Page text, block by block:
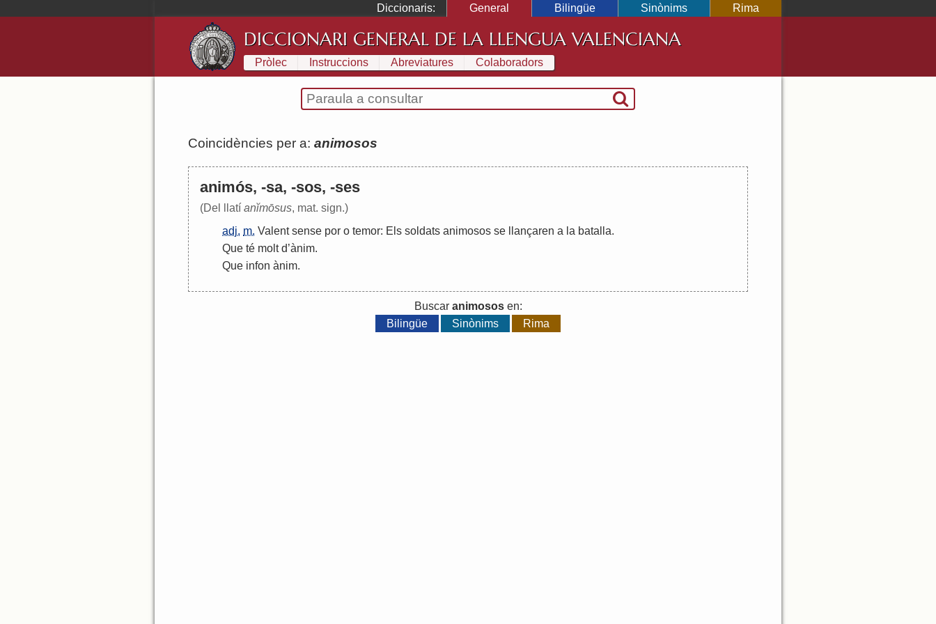
Diccionaris: General Bilingüe Sinònims Rima
DICCIONARI GENERAL DE LA LLENGUA VALENCIANA
Pròlec Instruccions Abreviatures Colaboradors
Coincidències per a: animosos
animós, -sa, -sos, -ses
(Del llatí anĭmōsus, mat. sign.)
adj. m. Valent sense por o temor: Els soldats animosos se llançaren a la batalla.
Que té molt d’ànim.
Que infon ànim.
Buscar animososen:
Bilingüe
Sinònims Rima